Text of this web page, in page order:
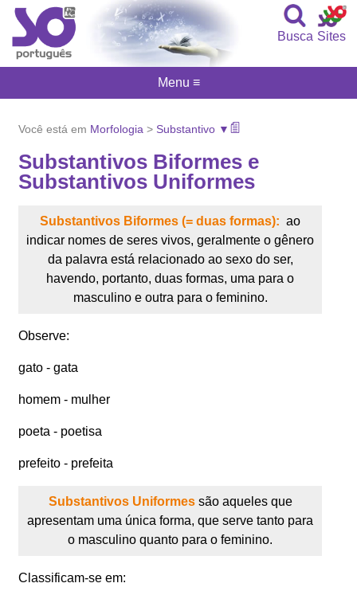
Sites
Busca
Você está em Morfologia > Substantivo ▼
Substantivos Biformes e
Substantivos Uniformes
Substantivos Biformes (= duas formas): ao
indicar nomes de seres vivos, geralmente o gênero
da palavra está relacionado ao sexo do ser,
havendo, portanto, duas formas, uma para o
masculino e outra para o feminino.
Observe:
gato - gata
homem - mulher
poeta - poetisa
prefeito - prefeita
Substantivos Uniformes são aqueles que
apresentam uma única forma, que serve tanto para
o masculino quanto para o feminino.
Classificam-se em: